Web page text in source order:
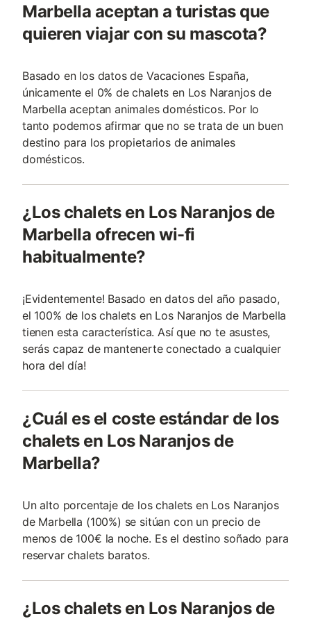
Marbella aceptan a turistas que
quieren viajar con su mascota?
Basado en los datos de Vacaciones España,
únicamente el 0% de chalets en Los Naranjos de
Marbella aceptan animales domésticos. Por lo
tanto podemos afirmar que no se trata de un buen
destino para los propietarios de animales
domésticos.
¿Los chalets en Los Naranjos de
Marbella ofrecen wi-fi
habitualmente?
¡Evidentemente! Basado en datos del año pasado,
el 100% de los chalets en Los Naranjos de Marbella
tienen esta característica. Así que no te asustes,
serás capaz de mantenerte conectado a cualquier
hora del día!
¿Cuál es el coste estándar de los
chalets en Los Naranjos de
Marbella?
Un alto porcentaje de los chalets en Los Naranjos
de Marbella (100%) se sitúan con un precio de
menos de 100€ la noche. Es el destino soñado para
reservar chalets baratos.
¿Los chalets en Los Naranjos de